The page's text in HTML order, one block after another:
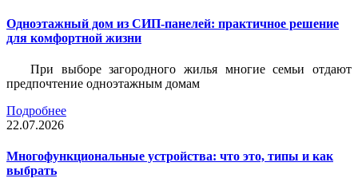
Одноэтажный дом из СИП-панелей: практичное решение
для комфортной жизни
При выборе загородного жилья многие семьи отдают
предпочтение одноэтажным домам
Подробнее
22.07.2026
Многофункциональные устройства: что это, типы и как
выбрать